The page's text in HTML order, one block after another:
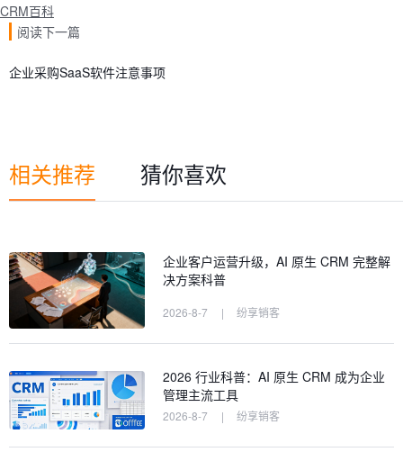
CRM百科
阅读下一篇
企业采购SaaS软件注意事项
相关推荐 猜你喜欢
企业客户运营升级，AI 原生 CRM 完整解
决方案科普
2026-8-7 | 纷享销客
2026 行业科普：AI 原生 CRM 成为企业
管理主流工具
2026-8-7 | 纷享销客